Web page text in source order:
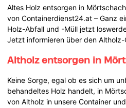
Altes Holz entsorgen in
von Containerdienst24.at – Ganz
Holz-Abfall und -Müll jetzt
Jetzt informieren über den
Altholz entsorgen in
Keine Sorge, egal ob es sich um
behandeltes Holz handelt, in
von Altholz in unsere Container